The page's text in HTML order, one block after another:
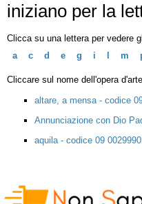
iniziano per la
Clicca su una lettera per vedere
a
c d e g i m
Cliccare sul nome dell'opera
altare, a mensa - codice
Annunciazione con Dio
aquila - codice 09